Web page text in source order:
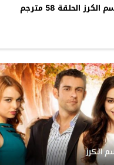
الحلقة 58 مترجم